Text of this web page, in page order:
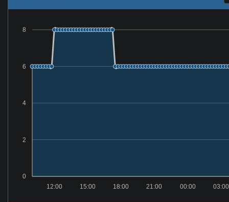
0
2
4
6
8
03:00
00:00
21:00
18:00
15:00
12:00